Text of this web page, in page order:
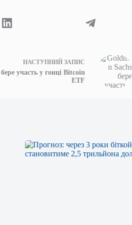
НАСТУПНИЙ ЗАПИС
участь у гонці Bitcoin
ETF